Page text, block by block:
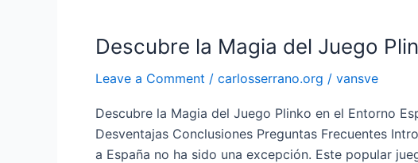
Descubre la Magia del Juego
Leave a Comment / carlosserrano.org / vansve
Descubre la Magia del Juego Plinko en el Entorno
Desventajas Conclusiones Preguntas Frecuentes
a España no ha sido una excepción. Este popular
Descubre
Magia
del
Juego
Plinko